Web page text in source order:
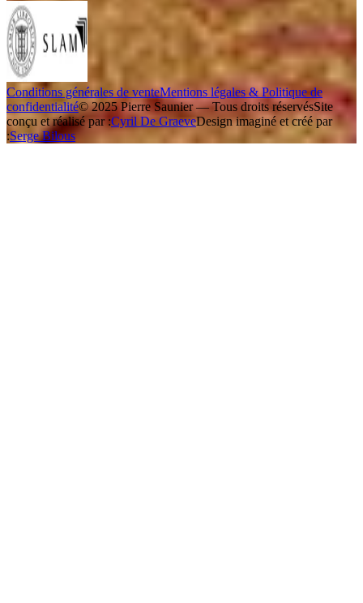
Conditions générales de venteMentions légales & Politique de
confidentialité© 2025 Pierre Saunier — Tous droits réservésSite
conçu et réalisé par :Cyril De GraeveDesign imaginé et créé par
:Serge Bilous